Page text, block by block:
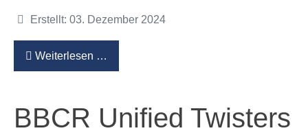
Details
Erstellt: 03. Dezember 2024
Weiterlesen …
BBCR Unified Twisters